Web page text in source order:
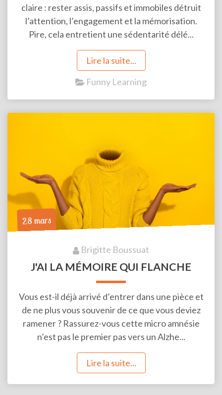
claire : rester assis, passifs et immobiles détruit
l’attention, l’engagement et la mémorisation.
Pire, cela entretient une sédentarité délé...
Lire la suite...
Funny Learning
28 mars
Brigitte Boussuat
J'AI LA MÉMOIRE QUI FLANCHE
Vous est-il déjà arrivé d’entrer dans une pièce et
de ne plus vous souvenir de ce que vous deviez
ramener ? Rassurez-vous cette micro amnésie
n’est pas le premier pas vers un Alzhe...
Lire la suite...